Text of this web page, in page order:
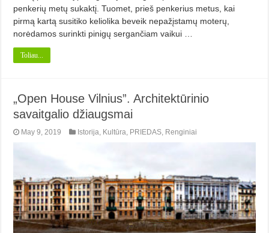
penkerių metų sukaktį. Tuomet, prieš penkerius metus, kai
pirmą kartą susitiko keliolika beveik nepažįstamų moterų,
norėdamos surinkti pinigų sergančiam vaikui …
Toliau...
„Open House Vilnius”. Architektūrinio
savaitgalio džiaugsmai
May 9, 2019 Istorija, Kultūra, PRIEDAS, Renginiai